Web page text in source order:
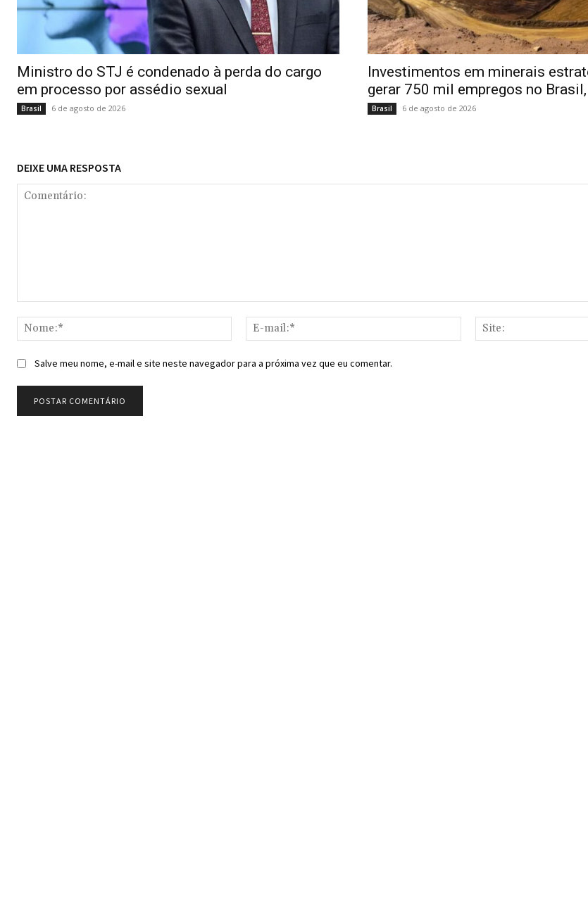
Ministro do STJ é condenado à perda do cargo
em processo por assédio sexual
Brasil 6 de agosto de 2026
Investimentos em minerais
gerar 750 mil empregos no
Brasil 6 de agosto de 2026
DEIXE UMA RESPOSTA
Nome:*
mail:*
Salve meu nome, e-mail e site neste navegador para a próxima vez que eu comentar.